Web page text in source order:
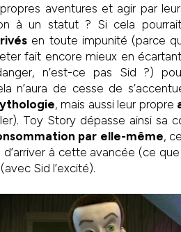
aventures et agir par
à un statut ? Si cela
en toute impunité (parce
fait encore mieux en
n’est-ce pas Sid ?)
n’aura de cesse de
, mais aussi leur propre
Toy Story dépasse ainsi sa
par elle-même,
à cette avancée (ce
Sid l’excité).